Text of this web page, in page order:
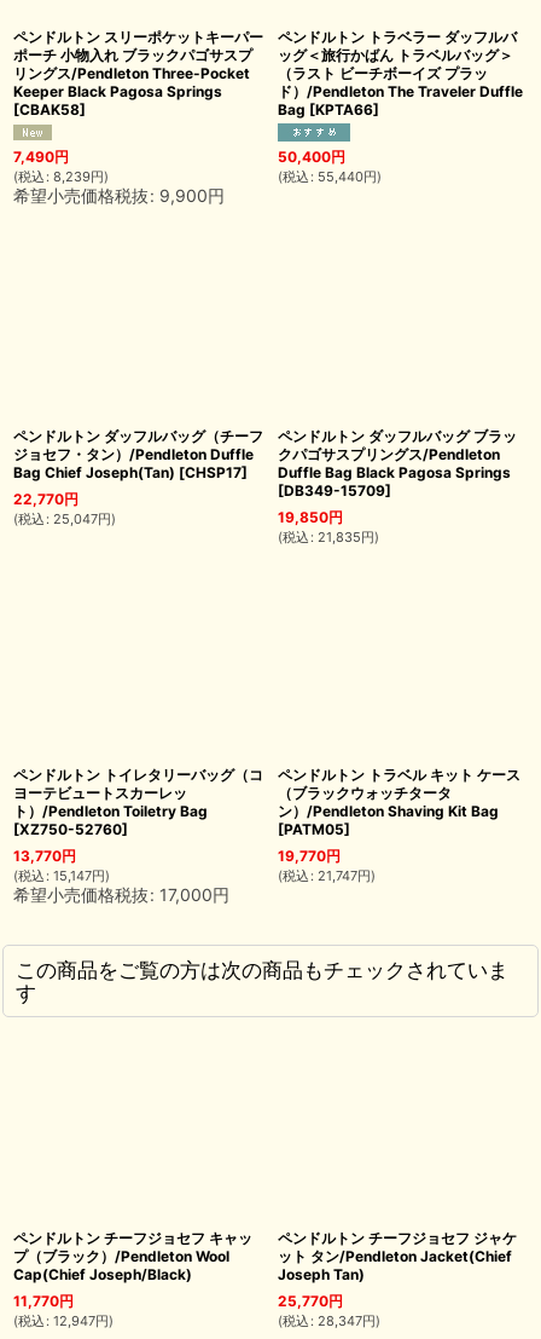
ペンドルトン スリーポケットキーパー
ポーチ 小物入れ ブラックパゴサスプ
リングス/Pendleton Three-Pocket
Keeper Black Pagosa Springs
[CBAK58]
7,490円
(税込 : 8,239円)
希望小売価格税抜: 9,900円
ペンドルトン トラベラー ダッフルバ
ッグ＜旅行かばん トラベルバッグ＞
（ラスト ビーチボーイズ プラッ
ド）/Pendleton The Traveler Duffle
Bag [KPTA66]
50,400円
(税込 : 55,440円)
ペンドルトン ダッフルバッグ（チーフ
ジョセフ・タン）/Pendleton Duffle
Bag Chief Joseph(Tan) [CHSP17]
22,770円
(税込 : 25,047円)
ペンドルトン ダッフルバッグ ブラッ
クパゴサスプリングス/Pendleton
Duffle Bag Black Pagosa Springs
[DB349-15709]
19,850円
(税込 : 21,835円)
ペンドルトン トイレタリーバッグ（コ
ヨーテビュートスカーレッ
ト）/Pendleton Toiletry Bag
[XZ750-52760]
13,770円
(税込 : 15,147円)
希望小売価格税抜: 17,000円
ペンドルトン トラベル キット ケース
（ブラックウォッチタータ
ン）/Pendleton Shaving Kit Bag
[PATM05]
19,770円
(税込 : 21,747円)
この商品をご覧の方は次の商品もチェックされていま
す
ペンドルトン チーフジョセフ キャッ
プ（ブラック）/Pendleton Wool
Cap(Chief Joseph/Black)
11,770円
(税込 : 12,947円)
ペンドルトン チーフジョセフ ジャケ
ット タン/Pendleton Jacket(Chief
Joseph Tan)
25,770円
(税込 : 28,347円)